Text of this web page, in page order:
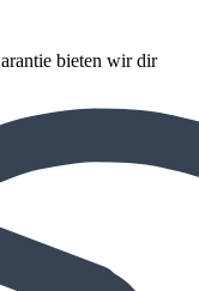
bieten wir dir